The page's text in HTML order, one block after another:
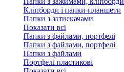
Кліпборди і папки-планшети
Папки з затискачами
Показати всі
Папки з файлами, портфелі
Папки з файлами, портфелі
Папки з файлами
Портфелі пластикові